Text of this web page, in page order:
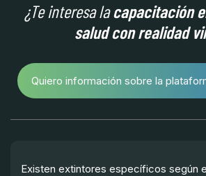
¿Te interesa lacapacitación
salud con realidad
Quiero información sobre la
Existen extintores específicos según